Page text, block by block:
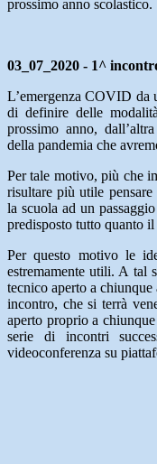
prossimo anno scolastico.
03_07_2020 - 1^
L’emergenza COVID da
di definire delle
prossimo anno,
della pandemia che
Per tale motivo, più che
risultare più utile
la scuola ad un
predisposto tutto quanto il
Per questo motivo le
estremamente utili. A tal
tecnico aperto a
incontro, che si terrà
aperto proprio a
serie di incontri
videoconferenza su